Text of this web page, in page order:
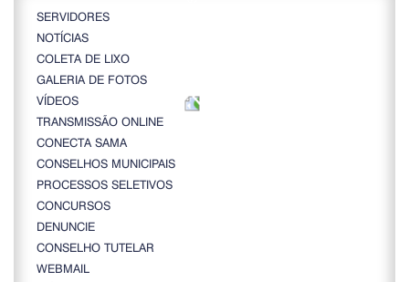
SERVIDORES
NOTÍCIAS
COLETA DE LIXO
GALERIA DE FOTOS
VÍDEOS
TRANSMISSÃO ONLINE
CONECTA SAMA
CONSELHOS MUNICIPAIS
PROCESSOS SELETIVOS
CONCURSOS
DENUNCIE
CONSELHO TUTELAR
WEBMAIL